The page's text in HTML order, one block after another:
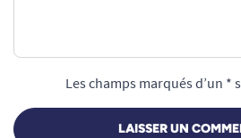
Les champs marqués d’un *
LAISSER UN